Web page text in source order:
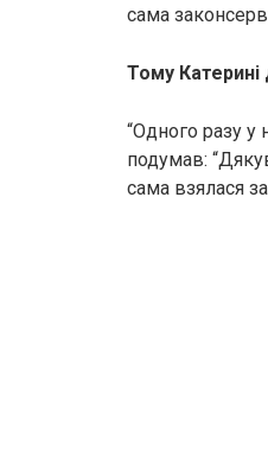
сама
Тому
“Одного разу у
подумав:
сама взялася